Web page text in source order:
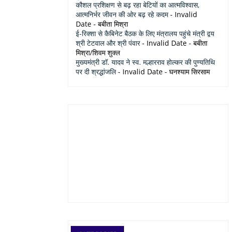
कौशल प्रशिक्षण से बढ़ रहा बेटियों का आत्मविश्वास,
आत्मनिर्भर जीवन की ओर बढ़ रहे कदम- Invalid
Date - बबीता मिश्रा
ई-रिक्शा से कैबिनेट बैठक के लिए मंत्रालय पहुंचे मंत्री द्वय
श्री टेटवाल और श्री पंवार- Invalid Date - बबीता
मिश्रा/शिवम शुक्ल
मुख्यमंत्री डॉ. यादव ने स्व. मल्हारराव होल्कर की पुण्यतिथि
पर दी श्रद्धांजलि- Invalid Date - घनश्याम सिरसाम